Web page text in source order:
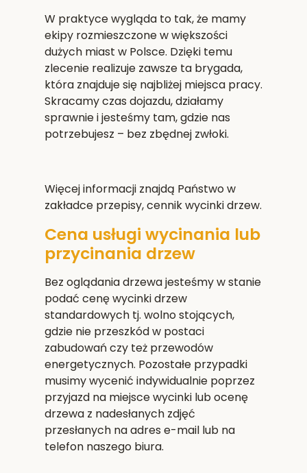
W praktyce wygląda to tak, że mamy
ekipy rozmieszczone w większości
dużych miast w Polsce. Dzięki temu
zlecenie realizuje zawsze ta brygada,
która znajduje się najbliżej miejsca pracy.
Skracamy czas dojazdu, działamy
sprawnie i jesteśmy tam, gdzie nas
potrzebujesz – bez zbędnej zwłoki.
Więcej informacji znajdą Państwo w
zakładce przepisy, cennik wycinki drzew.
Cena usługi wycinania lub
przycinania drzew
Bez oglądania drzewa jesteśmy w stanie
podać cenę wycinki drzew
standardowych tj. wolno stojących,
gdzie nie przeszkód w postaci
zabudowań czy też przewodów
energetycznych. Pozostałe przypadki
musimy wycenić indywidualnie poprzez
przyjazd na miejsce wycinki lub ocenę
drzewa z nadesłanych zdjęć
przesłanych na adres e-mail lub na
telefon naszego biura.